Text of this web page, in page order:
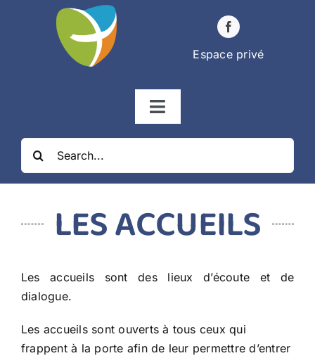
Espace privé
Navigation
bascule
ÉGLISES
ÉTAPES DE LA VIE
VIE PAROISSIALE
CONTACT
LES ACCUEILS
Les accueils sont des lieux d’écoute et de
dialogue.
Les accueils sont ouverts à tous ceux qui
frappent à la porte afin de leur permettre d’entrer